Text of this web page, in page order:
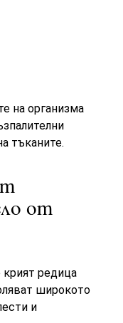
на организма
тъканите.
от
крият редица
широкото
и